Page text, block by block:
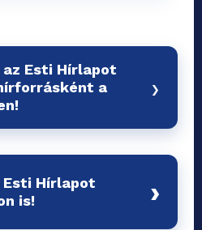
Esti Hírlapot
a
›
Esti Hírlapot
is!
›